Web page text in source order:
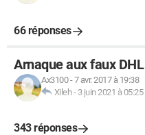
66 réponses
Arnaque aux faux
Ax3100-7 avr. 2017 à 19:38
Xileh- 3 juin 2021 à 05:25
343 réponses